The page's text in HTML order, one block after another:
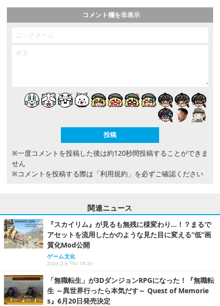
コメント欄を非表示
※一度コメントを投稿した後は約120秒間投稿することができま
せん
※コメントを投稿する際は 「利用規約」 を必ずご確認ください
関連ニュース
『スカイリム』が見るも無残に様変わり…！？まるで
アセットを流用したかのような見た目に変える“低”画
質化Mod公開
ゲーム文化
2024.2.8 Thu 16:30
「無職転生」が3DダンジョンRPGになった！『無職転
生 ～異世界行ったら本気だす～ Quest of Memorie
s』6月20日発売決定